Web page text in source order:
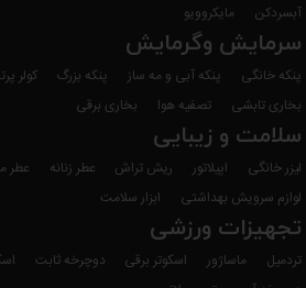
آبسردکن
مایکروویو
سرمایش وگرمایش
پنکه خانگی پنکه آبی و مه ساز پنکه بزرگ کولر
بخاری تابشی
تصفیه هوا بخاری برقی
سلامت و زیبایی
لیزر خانگی اپیلاتور ریش تراش عطر زنانه
عطر
لوازم سرویش بهداشتی
ابزار سلامت
تجهیزات ورزشی
تردمیل ماساژور اسکوتر برقی دوچرخه ثابت